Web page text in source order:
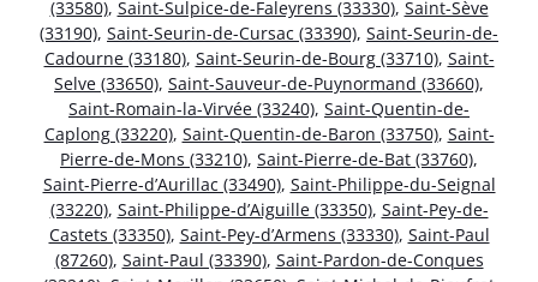
(33580), Saint-Sulpice-de-Faleyrens (33330), Saint-Sève
(33190), Saint-Seurin-de-Cursac (33390), Saint-Seurin-de-
Cadourne (33180), Saint-Seurin-de-Bourg (33710), Saint-
Selve (33650), Saint-Sauveur-de-Puynormand (33660),
Saint-Romain-la-Virvée (33240), Saint-Quentin-de-
Caplong (33220), Saint-Quentin-de-Baron (33750), Saint-
Pierre-de-Mons (33210), Saint-Pierre-de-Bat (33760),
Saint-Pierre-d’Aurillac (33490), Saint-Philippe-du-Seignal
(33220), Saint-Philippe-d’Aiguille (33350), Saint-Pey-de-
Castets (33350), Saint-Pey-d’Armens (33330), Saint-Paul
(87260), Saint-Paul (33390), Saint-Pardon-de-Conques